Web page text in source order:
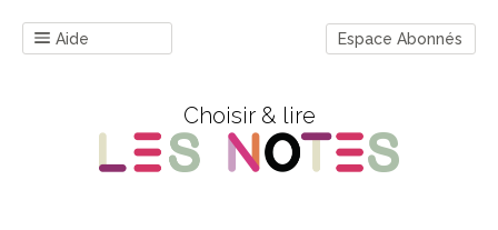
Aide Espace Abonnés
Choisir & lire